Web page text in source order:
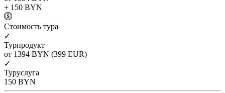
+ 150 BYN
Cтоимость тура
✓
Турпродукт
от 1394 BYN (399 EUR)
✓
Туруслуга
150 BYN